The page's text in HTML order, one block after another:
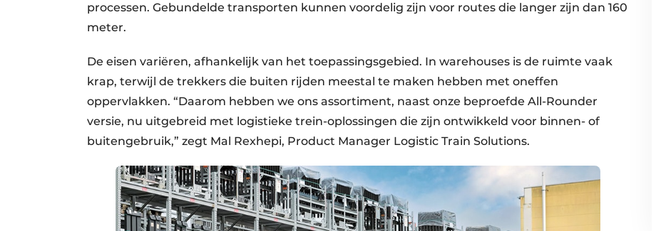
processen. Gebundelde transporten kunnen voordelig zijn voor routes die langer zijn dan 160
meter.
De eisen variëren, afhankelijk van het toepassingsgebied. In warehouses is de ruimte vaak
krap, terwijl de trekkers die buiten rijden meestal te maken hebben met oneffen
oppervlakken. “Daarom hebben we ons assortiment, naast onze beproefde All-Rounder
versie, nu uitgebreid met logistieke trein-oplossingen die zijn ontwikkeld voor binnen- of
buitengebruik,” zegt Mal Rexhepi, Product Manager Logistic Train Solutions.